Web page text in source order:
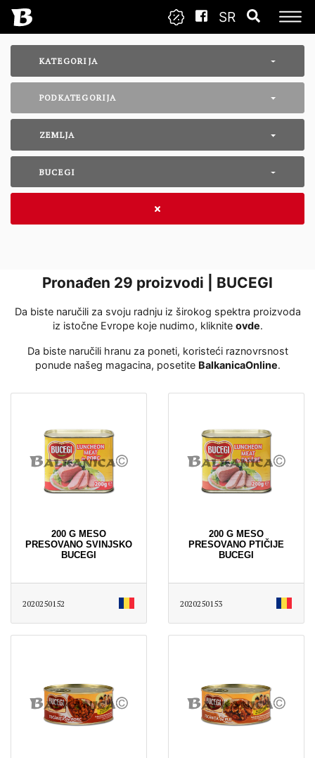
SR
KATEGORIJA
PODKATEGORIJA
ZEMLJA
BUCEGI
Pronađen 29 proizvodi | BUCEGI
Da biste naručili za svoju radnju iz širokog spektra proizvoda
iz istočne Evrope koje nudimo, kliknite ovde․
Da biste naručili hranu za poneti, koristeći raznovrsnost
ponude našeg magacina, posetite BalkanicaOnline․
200 G MESO
PRESOVANO SVINJSKO
BUCEGI
2020250152
200 G MESO
PRESOVANO PTIČIJE
BUCEGI
2020250153